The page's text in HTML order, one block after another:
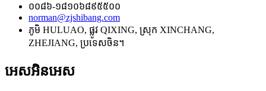
០០៨៦-១៨១០៦៨៩៥៥០០
norman@zjshibang.com
ភូមិ HULUAO, ផ្លូវ QIXING, ស្រុក XINCHANG,
ZHEJIANG, ប្រទេសចិន។
អេសអិនអេស